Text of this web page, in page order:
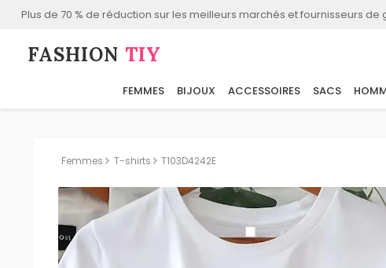
Plus de 70 % de réduction sur les meilleurs marchés et fournisseurs de
FASHION⁠ TIY
FEMMES BIJOUX ACCESSOIRES SACS
Femmes T-shirts T103D4242E